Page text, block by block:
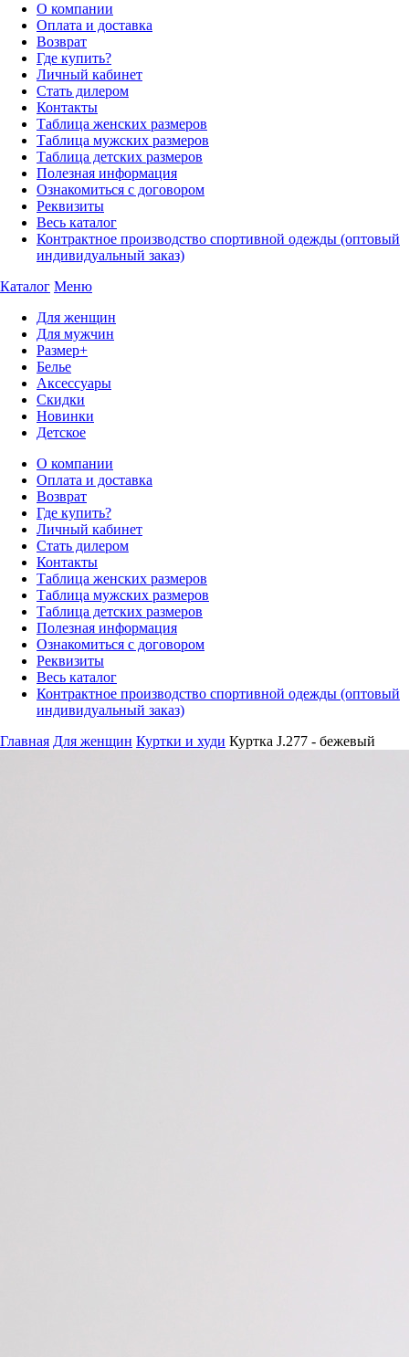
О компании
Оплата и доставка
Возврат
Где купить?
Личный кабинет
Стать дилером
Контакты
Таблица женских размеров
Таблица мужских размеров
Таблица детских размеров
Полезная информация
Ознакомиться с договором
Реквизиты
Весь каталог
Контрактное производство спортивной одежды (оптовый
индивидуальный заказ)
Каталог Меню
Для женщин
Для мужчин
Размер+
Белье
Аксессуары
Скидки
Новинки
Детское
О компании
Оплата и доставка
Возврат
Где купить?
Личный кабинет
Стать дилером
Контакты
Таблица женских размеров
Таблица мужских размеров
Таблица детских размеров
Полезная информация
Ознакомиться с договором
Реквизиты
Весь каталог
Контрактное производство спортивной одежды (оптовый
индивидуальный заказ)
Главная Для женщин Куртки и худи Куртка J.277 - бежевый